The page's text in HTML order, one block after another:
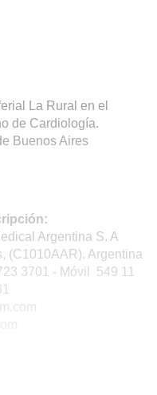
La Rural en el
de Cardiología.
Buenos Aires
Argentina S. A
(C1010AAR). Argentina
3701 - Móvil 549 11